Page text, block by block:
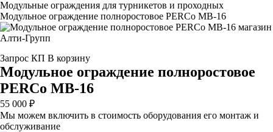
Модульные ограждения для турникетов и проходных
Модульное ограждение полноростовое PERCo MB-16
Запрос КП В корзину
Модульное ограждение полноростовое
PERCo MB-16
55 000 ₽
Мы можем включить в стоимость оборудования его монтаж и
обслуживание